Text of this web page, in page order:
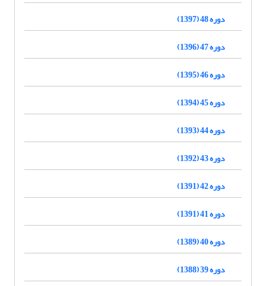
دوره 48 (1397)
دوره 47 (1396)
دوره 46 (1395)
دوره 45 (1394)
دوره 44 (1393)
دوره 43 (1392)
دوره 42 (1391)
دوره 41 (1391)
دوره 40 (1389)
دوره 39 (1388)